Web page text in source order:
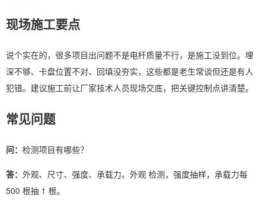
现场施工要点
说个实在的，很多项目出问题不是电杆质量不行，是施工没到位。埋
深不够、卡盘位置不对、回填没夯实，这些都是老生常谈但还是有人
犯错。建议施工前让厂家技术人员现场交底，把关键控制点讲清楚。
常见问题
问： 检测项目有哪些？
答： 外观、尺寸、强度、承载力。外观 检测，强度抽样，承载力每
500 根抽 1 根。